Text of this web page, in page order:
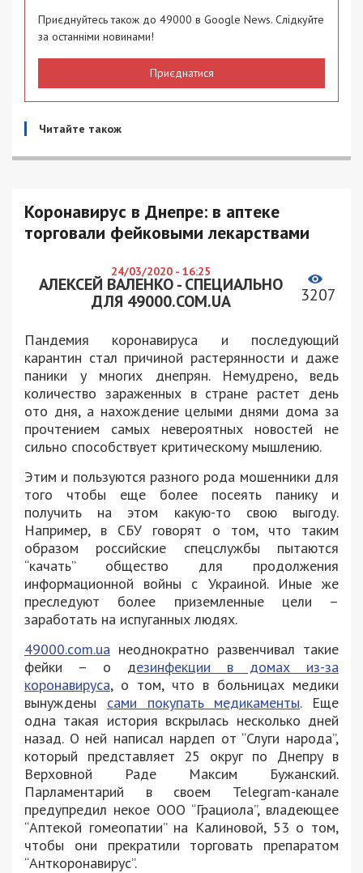
Приєднуйтесь також до 49000 в Google News. Слідкуйте
за останніми новинами!
Приєднатися
Читайте також
Коронавирус в Днепре: в аптеке
торговали фейковыми лекарствами
24/03/2020 - 16:25
АЛЕКСЕЙ ВАЛЕНКО - СПЕЦИАЛЬНО
ДЛЯ 49000.COM.UA
3207
Пандемия коронавируса и последующий
карантин стал причиной растерянности и даже
паники у многих днепрян. Немудрено, ведь
количество зараженных в стране растет день
ото дня, а нахождение целыми днями дома за
прочтением самых невероятных новостей не
сильно способствует критическому мышлению.
Этим и пользуются разного рода мошенники для
того чтобы еще более посеять панику и
получить на этом какую-то свою выгоду.
Например, в СБУ говорят о том, что таким
образом российские спецслужбы пытаются
“качать” общество для продолжения
информационной войны с Украиной. Иные же
преследуют более приземленные цели –
заработать на испуганных людях.
49000.com.ua неоднократно развенчивал такие
фейки – о дезинфекции в домах из-за
коронавируса, о том, что в больницах медики
вынуждены сами покупать медикаменты. Еще
одна такая история вскрылась несколько дней
назад. О ней написал нардеп от “Слуги народа”,
который представляет 25 округ по Днепру в
Верховной Раде Максим Бужанский.
Парламентарий в своем Telegram-канале
предупредил некое ООО “Грациола”, владеющее
“Аптекой гомеопатии” на Калиновой, 53 о том,
чтобы они прекратили торговать препаратом
“Анткоронавирус”.